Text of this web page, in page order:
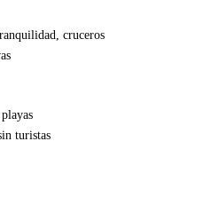
cruceros
turistas